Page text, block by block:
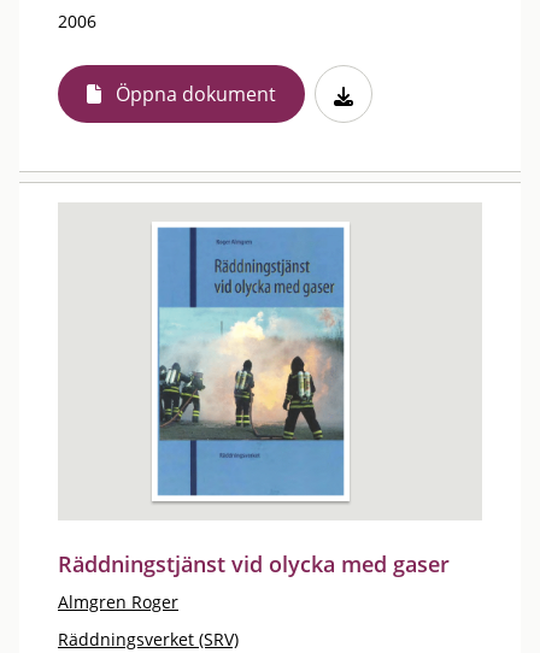
2006
Öppna dokument
Räddningstjänst vid olycka med gaser
Almgren Roger
Räddningsverket (SRV)